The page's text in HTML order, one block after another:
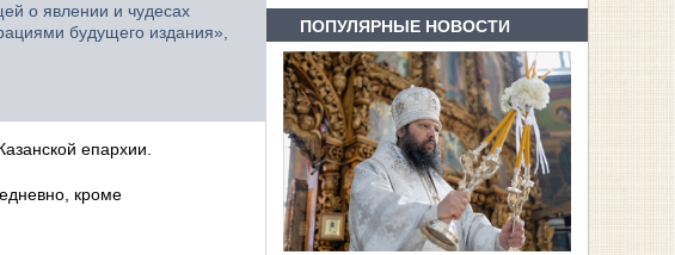
о явлении и чудесах
будущего издания»,
епархии.
кроме
ПОПУЛЯРНЫЕ НОВОСТИ